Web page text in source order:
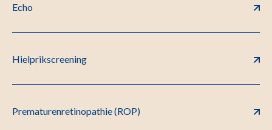
Echo
Hielprikscreening
Prematurenretinopathie (ROP)